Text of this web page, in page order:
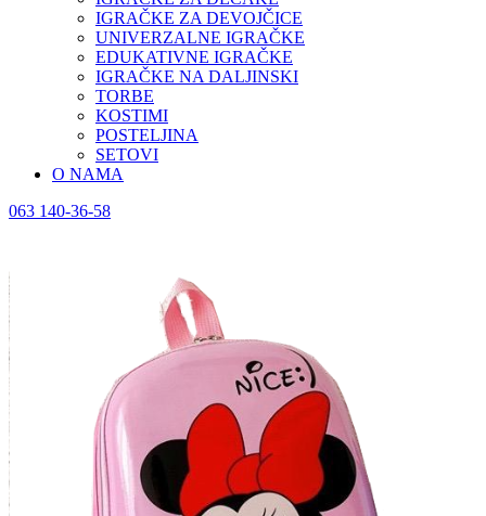
IGRAČKE ZA DEVOJČICE
UNIVERZALNE IGRAČKE
EDUKATIVNE IGRAČKE
IGRAČKE NA DALJINSKI
TORBE
KOSTIMI
POSTELJINA
SETOVI
O NAMA
063 140-36-58